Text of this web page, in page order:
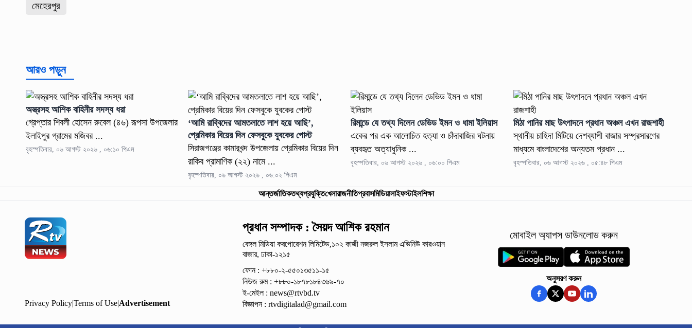
মেহেরপুর
আরও পড়ুন
অস্ত্রসহ আশিক বাহিনীর সদস্য ধরা
গ্রেপ্তার শিবলী হোসেন রুবেল (৪৬) রূপসা উপজেলার
ইলাইপুর গ্রামের মজিবর ...
বৃহস্পতিবার, ০৬ আগস্ট ২০২৬ , ০৬:১০ পিএম
‘আমি রাব্বিদের আমতলাতে লাশ হয়ে আছি’,
প্রেমিকার বিয়ের দিন ফেসবুকে যুবকের পোস্ট
সিরাজগঞ্জের কামারখন্দ উপজেলায় প্রেমিকার বিয়ের দিন
রাকিব প্রামাণিক (২২) নামে ...
বৃহস্পতিবার, ০৬ আগস্ট ২০২৬ , ০৬:০২ পিএম
রিমান্ডে যে তথ্য দিলেন ডেভিড ইমন ও ধামা ইলিয়াস
একের পর এক আলোচিত হত্যা ও চাঁদাবাজির ঘটনায়
ব্যবহৃত অত্যাধুনিক ...
বৃহস্পতিবার, ০৬ আগস্ট ২০২৬ , ০৬:০০ পিএম
মিঠা পানির মাছ উৎপাদনে প্রধান অঞ্চল এখন রাজশাহী
স্থানীয় চাহিদা মিটিয়ে দেশব্যাপী বাজার সম্প্রসারণের
মাধ্যমে বাংলাদেশের অন্যতম প্রধান ...
বৃহস্পতিবার, ০৬ আগস্ট ২০২৬ , ০৫:৪৮ পিএম
আন্তর্জাতিকতথ্যপ্রযুক্তিখেলারাজনীতিপ্রবাসমিডিয়ালাইফস্টাইলশিক্ষা
Privacy Policy|Terms of Use|Advertisement
প্রধান সম্পাদক : সৈয়দ আশিক রহমান
বেঙ্গল মিডিয়া করপোরেশন লিমিটেড,১০২ কাজী নজরুল ইসলামএভিনিউ কারওয়ান
বাজার, ঢাকা-১২১৫
ফোন : +৮৮০-২-৫৫০১৩৫১১-১৫
নিউজ রুম : +৮৮০-১৮৭৮১৮৪৩৬৯-৭০
ই-মেইল : news@rtvbd.tv
বিজ্ঞাপন : rtvdigitalad@gmail.com
মোবাইল অ্যাপস ডাউনলোড করুন
অনুসরণ করুন